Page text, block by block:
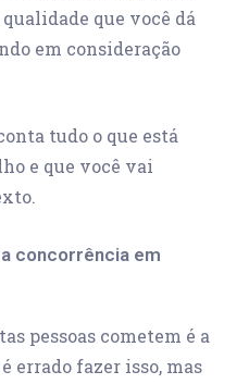
que você dá
em consideração
tudo o que está
e que você vai
concorrência em
pessoas cometem é a
errado fazer isso, mas